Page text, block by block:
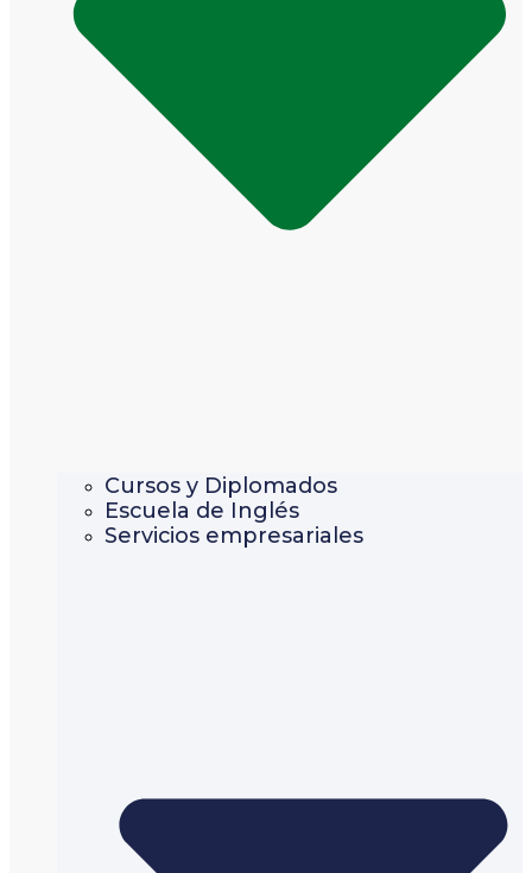
Cursos y Diplomados
Escuela de Inglés
Servicios empresariales